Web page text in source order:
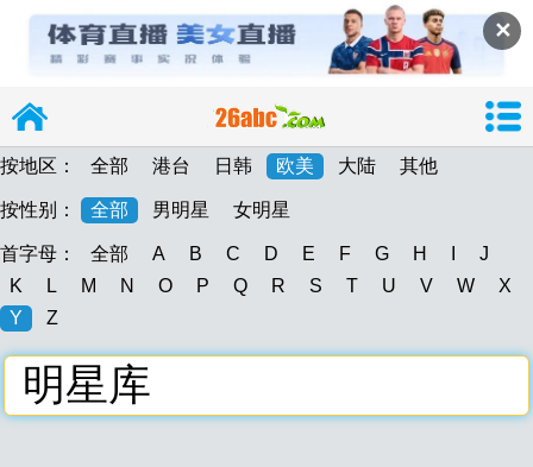
✕
26abc
按地区： 全部 港台 日韩 欧美 大陆 其他
按性别： 全部 男明星 女明星
首字母： 全部 A B C D E F G H
J
K
L M N O P Q R S T U V W
X
Y
Z
明星库